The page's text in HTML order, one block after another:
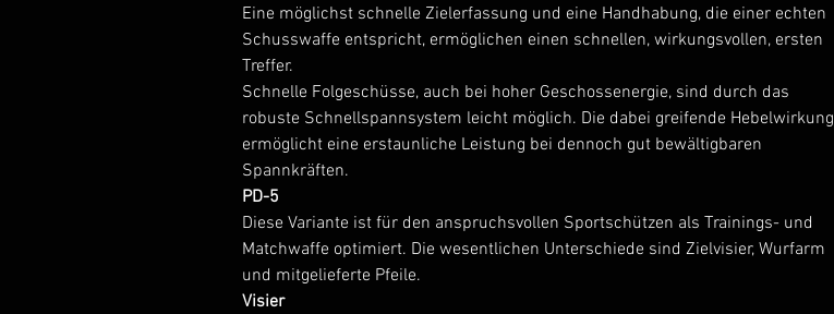
Eine möglichst schnelle Zielerfassung und eine Handhabung, die einer echten
Schusswaffe entspricht, ermöglichen einen schnellen, wirkungsvollen, ersten
Treffer.
Schnelle Folgeschüsse, auch bei hoher Geschossenergie, sind durch das
robuste Schnellspannsystem leicht möglich. Die dabei greifende Hebelwirkung
ermöglicht eine erstaunliche Leistung bei dennoch gut bewältigbaren
Spannkräften.
PD-5
Diese Variante ist für den anspruchsvollen Sportschützen als Trainings- und
Matchwaffe optimiert. Die wesentlichen Unterschiede sind Zielvisier, Wurfarm
und mitgelieferte Pfeile.
Visier